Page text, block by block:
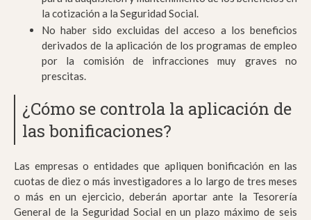
la cotización a la Seguridad Social.
No haber sido excluidas del acceso a los beneficios
derivados de la aplicación de los programas de empleo
por la comisión de infracciones muy graves no
prescitas.
¿Cómo se controla la aplicación de
las bonificaciones?
Las empresas o entidades que apliquen bonificación en las
cuotas de diez o más investigadores a lo largo de tres meses
o más en un ejercicio, deberán aportar ante la Tesorería
General de la Seguridad Social en un plazo máximo de seis